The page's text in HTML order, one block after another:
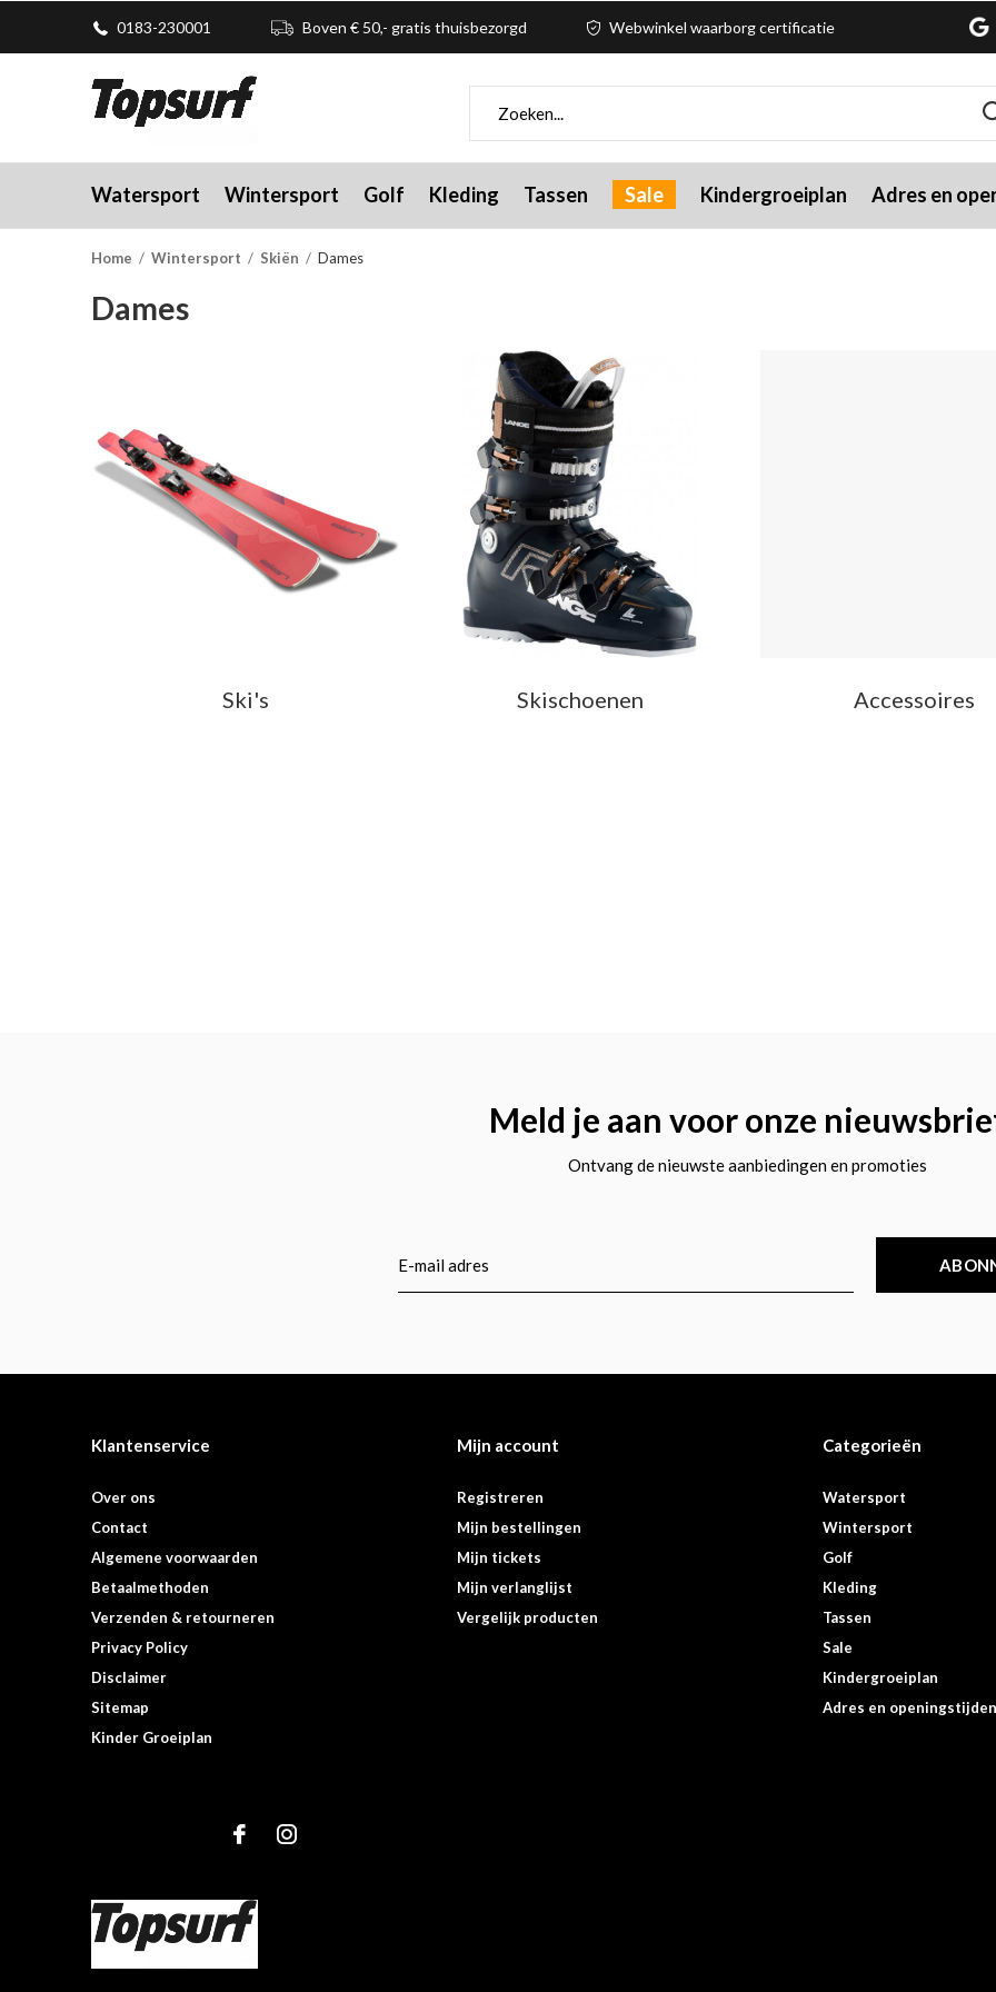
Watersport Wintersport Golf Kleding Tassen Sale Kindergroeiplan Adres en
0183-230001 Boven € 50,- gratis thuisbezorgd Webwinkel waarborg certificatie
Home Wintersport Skiën Dames
Dames
Ski's Skischoenen Accessoires
Meld je aan voor onze
Ontvang de nieuwste aanbiedingen en promoties
Klantenservice
Over ons
Contact
Algemene voorwaarden
Betaalmethoden
Verzenden & retourneren
Privacy Policy
Disclaimer
Sitemap
Kinder Groeiplan
Mijn account
Registreren
Mijn bestellingen
Mijn tickets
Mijn verlanglijst
Vergelijk producten
Categorieën
Watersport
Wintersport
Golf
Kleding
Tassen
Sale
Kindergroeiplan
Adres en openingstijden